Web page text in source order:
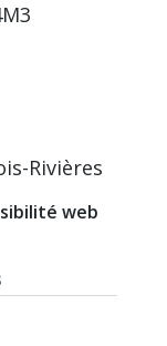
Rivières
web